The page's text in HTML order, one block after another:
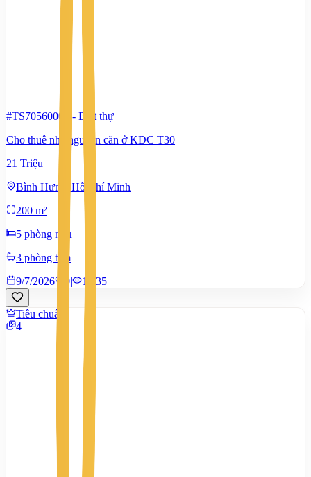
#TS70560006 - Biệt thự
Cho thuê nhà nguyên căn ở KDC T30
21 Triệu
Bình Hưng, Hồ Chí Minh
200 m²
5 phòng ngủ
3 phòng tắm
9/7/2026
0| 1.635
Tiêu chuẩn
4